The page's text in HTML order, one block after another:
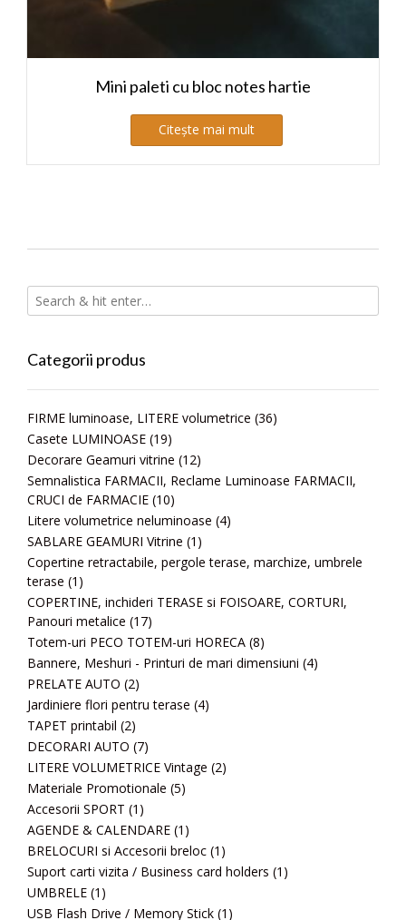
Mini paleti cu bloc notes hartie
Citește mai mult
Categorii produs
FIRME luminoase, LITERE volumetrice (36)
Casete LUMINOASE (19)
Decorare Geamuri vitrine (12)
Semnalistica FARMACII, Reclame Luminoase FARMACII,
CRUCI de FARMACIE (10)
Litere volumetrice neluminoase (4)
SABLARE GEAMURI Vitrine (1)
Copertine retractabile, pergole terase, marchize, umbrele
terase (1)
COPERTINE, inchideri TERASE si FOISOARE, CORTURI,
Panouri metalice (17)
Totem-uri PECO TOTEM-uri HORECA (8)
Bannere, Meshuri - Printuri de mari dimensiuni (4)
PRELATE AUTO (2)
Jardiniere flori pentru terase (4)
TAPET printabil (2)
DECORARI AUTO (7)
LITERE VOLUMETRICE Vintage (2)
Materiale Promotionale (5)
Accesorii SPORT (1)
AGENDE & CALENDARE (1)
BRELOCURI si Accesorii breloc (1)
Suport carti vizita / Business card holders (1)
UMBRELE (1)
USB Flash Drive / Memory Stick (1)